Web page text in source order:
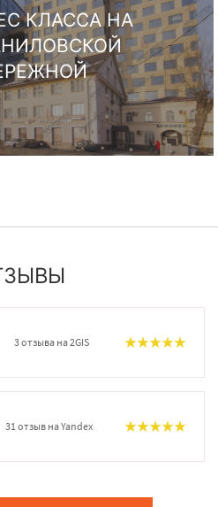
КЛАССА НА
3 отзыва на 2GIS
31 отзыв на Yandex